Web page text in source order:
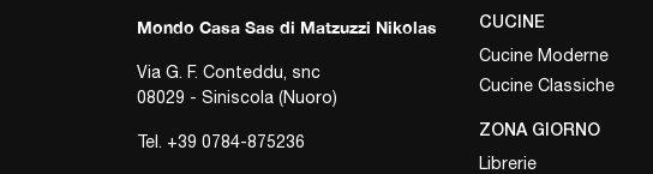
Mondo Casa Sas di Matzuzzi Nikolas
Via G. F. Conteddu, snc
08029 - Siniscola (Nuoro)
Tel. +39 0784-875236
CUCINE
Cucine Moderne
Cucine Classiche
ZONA GIORNO
Librerie